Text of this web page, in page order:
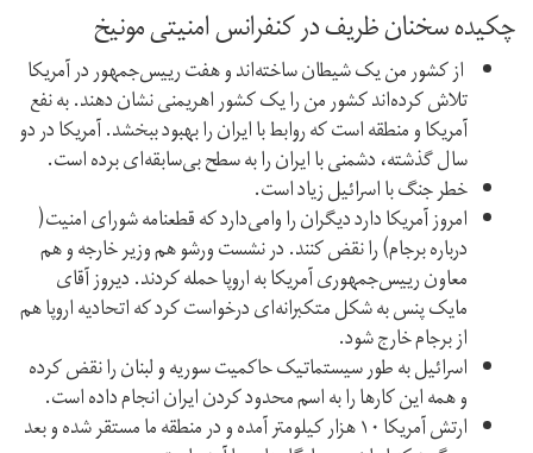
چکیده سخنان ظریف در کنفرانس امنیتی مونیخ
از کشور من یک شیطان ساخته‌اند و هفت رییس‌جمهور در آمریکا
تلاش کرده‌اند کشور من را یک کشور اهریمنی نشان دهند. به نفع
آمریکا و منطقه است که روابط با ایران را بهبود ببخشد. آمریکا در دو
سال گذشته، دشمنی با ایران را به سطح بی‌سابقه‌ای برده است.
خطر جنگ با اسرائيل زیاد است.
امروز آمریکا دارد دیگران را وامی‌دارد که قطعنامه شورای امنیت(
درباره برجام) را نقض کنند. در نشست ورشو هم وزیر خارجه و هم
معاون رییس‌جمهوری‌ آمریکا به اروپا حمله کردند. دیروز آقای
مایک پنس به شکل متکبرانه‌ای درخواست کرد که اتحادیه اروپا هم
از برجام خارج شود.
اسرائيل به طور سیستماتیک حاکمیت سوریه و لبنان را نقض کرده
و همه این کارها را به اسم محدود کردن ایران انجام داده است.
ارتش آمریکا ۱۰ هزار کیلومتر آمده و در منطقه ما مستقر شده و بعد